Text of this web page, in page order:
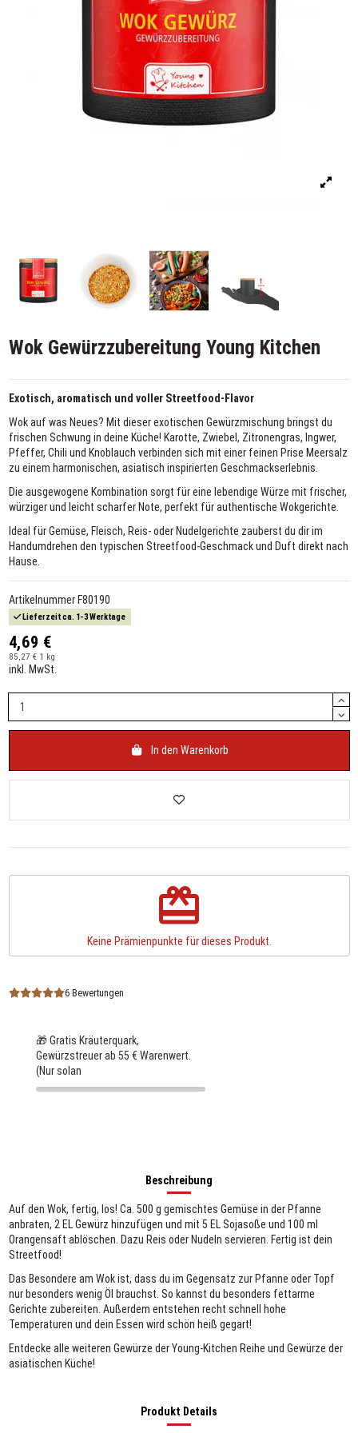
Wok Gewürzzubereitung Young Kitchen
Exotisch, aromatisch und voller Streetfood-Flavor
Wok auf was Neues? Mit dieser exotischen Gewürzmischung bringst du
frischen Schwung in deine Küche! Karotte, Zwiebel, Zitronengras, Ingwer,
Pfeffer, Chili und Knoblauch verbinden sich mit einer feinen Prise Meersalz
zu einem harmonischen, asiatisch inspirierten Geschmackserlebnis.
Die ausgewogene Kombination sorgt für eine lebendige Würze mit frischer,
würziger und leicht scharfer Note, perfekt für authentische Wokgerichte.
Ideal für Gemüse, Fleisch, Reis- oder Nudelgerichte zauberst du dir im
Handumdrehen den typischen Streetfood-Geschmack und Duft direkt nach
Hause.
Artikelnummer F80190
Lieferzeit ca. 1-3 Werktage
4,69 €
85,27 € 1 kg
inkl. MwSt.
In den Warenkorb
redeem
Keine Prämienpunkte für dieses Produkt.
6 Bewertungen
🎁 Gratis Kräuterquark,
Gewürzstreuer ab 55 € Warenwert.
(Nur solange der Vorra
Beschreibung
Auf den Wok, fertig, los! Ca. 500 g gemischtes Gemüse in der Pfanne
anbraten, 2 EL Gewürz hinzufügen und mit 5 EL Sojasoße und 100 ml
Orangensaft ablöschen. Dazu Reis oder Nudeln servieren. Fertig ist dein
Streetfood!
Das Besondere am Wok ist, dass du im Gegensatz zur Pfanne oder Topf
nur besonders wenig Öl brauchst. So kannst du besonders fettarme
Gerichte zubereiten. Außerdem entstehen recht schnell hohe
Temperaturen und dein Essen wird schön heiß gegart!
Entdecke alle weiteren Gewürze derYoung-Kitchen Reihe und Gewürze der
asiatischen Küche!
Produkt Details